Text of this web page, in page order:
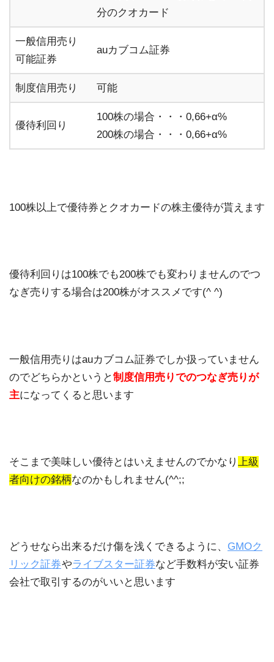
分のクオカード
一般信用売り
可能証券
auカブコム証券
制度信用売り 可能
優待利回り
100株の場合・・・0,66+α%
200株の場合・・・0,66+α%
100株以上で優待券とクオカードの株主優待が貰えます
優待利回りは100株でも200株でも変わりませんのでつ
なぎ売りする場合は200株がオススメです(^ ^)
一般信用売りはauカブコム証券でしか扱っていません
のでどちらかというと制度信用売りでのつなぎ売りが
主になってくると思います
そこまで美味しい優待とはいえませんのでかなり 上級
者向けの銘柄なのかもしれません(^^;;
どうせなら出来るだけ傷を浅くできるように、 GMOク
リック証券やライブスター証券など手数料が安い証券
会社で取引するのがいいと思います